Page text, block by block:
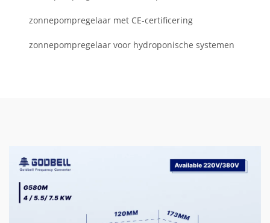
zonnepompregelaar met CE-certificering
zonnepompregelaar voor hydroponische systemen